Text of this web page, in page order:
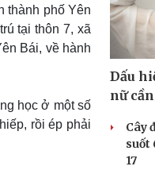
Doanh nghiệp 24h
Doanh nhân
Vì cộng đồng
Tư vấn
Săn Tour
thành phố Yên
tại thôn 7, xã
Bái, về hành
học ở một số
rồi ép phải
Dấu
nữ
Cây
suốt
17